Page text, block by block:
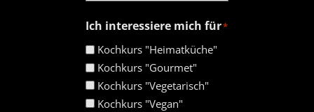
Ich interessiere mich für*
Kochkurs "Heimatküche"
Kochkurs "Gourmet"
Kochkurs "Vegetarisch"
Kochkurs "Vegan"